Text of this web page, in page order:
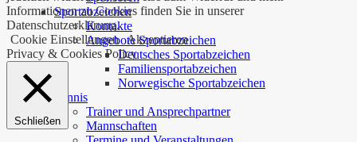
Sportabzeichen
Kontakte
Angebote Sportabzeichen
Deutsches Sportabzeichen
Familiensportabzeichen
Norwegische Sportabzeichen
Tennis
Trainer und Ansprechpartner
Mannschaften
Informationen zu Cookies finden Sie in unserer
Datenschutzerklärung.
Cookie Einstellungen Akzeptieren
Privacy & Cookies Policy
Schließen